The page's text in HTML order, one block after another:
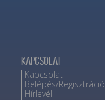
Kapcsolat
Kapcsolat
Belépés/Regisztráció
Hírlevél